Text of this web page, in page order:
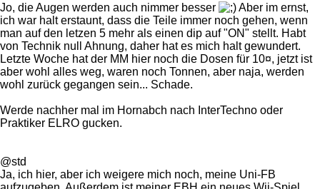
Jo, die Augen werden auch nimmer besser
Aber im ernst,
ich war halt erstaunt, dass die Teile immer noch gehen, wenn
man auf den letzen 5 mehr als einen dip auf "ON" stellt. Habt
von Technik null Ahnung, daher hat es mich halt gewundert.
Letzte Woche hat der MM hier noch die Dosen für 10¤, jetzt ist
aber wohl alles weg, waren noch Tonnen, aber naja, werden
wohl zurück gegangen sein... Schade.
Werde nachher mal im Hornabch nach InterTechno oder
Praktiker ELRO gucken.
@std
Ja, ich hier, aber ich weigere mich noch, meine Uni-FB